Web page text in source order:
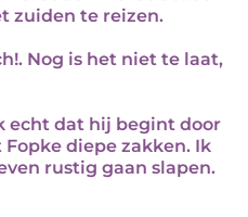
zuiden te reizen.
Nog is het niet te laat,
echt dat hij begint door
diepe zakken. Ik
rustig gaan slapen.